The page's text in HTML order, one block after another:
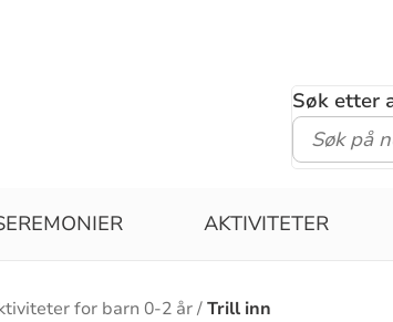
Søk etter
AKTIVITETER
for barn 0-2 år Trill inn